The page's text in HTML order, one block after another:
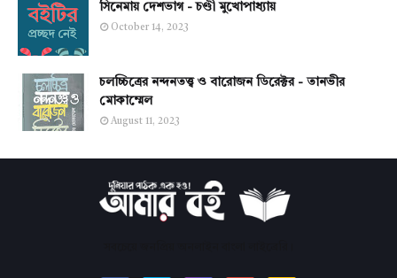
সিনেমায় দেশভাগ - চণ্ডী মুখোপাধ্যায়
October 14, 2023
চলচ্চিত্রের নন্দনতত্ত্ব ও বারোজন ডিরেক্টর - তানভীর
মোকাম্মেল
August 11, 2023